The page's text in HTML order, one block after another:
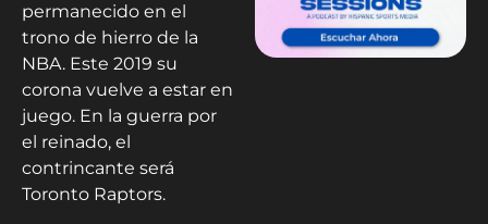
permanecido en el
trono de hierro de la
NBA. Este 2019 su
corona vuelve a estar en
juego. En la guerra por
el reinado, el
contrincante será
Toronto Raptors.